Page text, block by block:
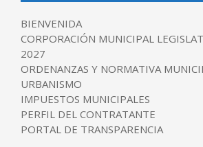
BIENVENIDA
CORPORACIÓN MUNICIPAL
2027
ORDENANZAS Y NORMATIVA
URBANISMO
IMPUESTOS MUNICIPALES
PERFIL DEL CONTRATANTE
PORTAL DE TRANSPARENCIA